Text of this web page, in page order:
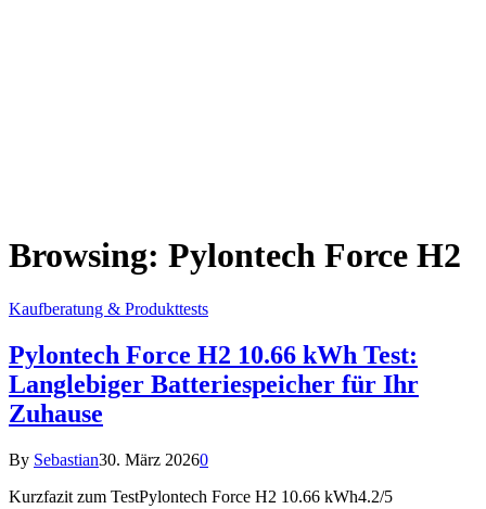
Browsing: Pylontech Force H2
Kaufberatung & Produkttests
Pylontech Force H2 10.66 kWh Test:
Langlebiger Batteriespeicher für Ihr
Zuhause
By Sebastian30. März 20260
Kurzfazit zum TestPylontech Force H2 10.66 kWh4.2/5